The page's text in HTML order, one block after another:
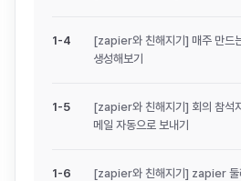
1-4
[zapier와 친해지기] 매주 만드
생성해보기
1-5
[zapier와 친해지기] 회의 참석
메일 자동으로 보내기
1-6 [zapier와 친해지기] zapier 둘